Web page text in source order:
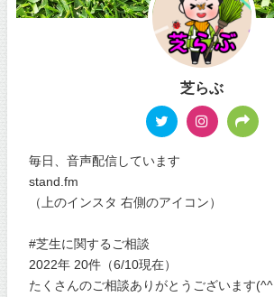
芝らぶ
毎日、音声配信しています
stand.fm
（上のインスタ 右側のアイコン）
#芝生に関するご相談
2022年 20件（6/10現在）
たくさんのご相談ありがとうございます(^^